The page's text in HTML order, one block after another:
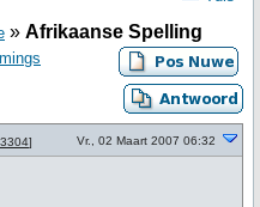
» Afrikaanse Spelling
] Vr., 02 Maart 2007 06:32